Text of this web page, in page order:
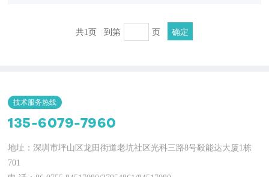
共1页 到第 页 确定
技术服务热线
135-6079-7960
地址：深圳市坪山区龙田街道老坑社区光科三路8号毅能达大厦1栋
701